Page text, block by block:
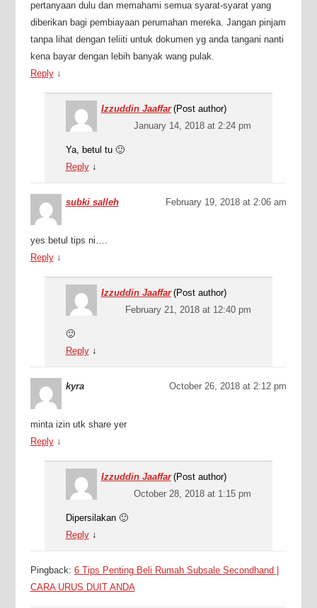
pertanyaan dulu dan memahami semua syarat-syarat yang
diberikan bagi pembiayaan perumahan mereka. Jangan pinjam
tanpa lihat dengan teliiti untuk dokumen yg anda tangani nanti
kena bayar dengan lebih banyak wang pulak.
Reply ↓
Izzuddin Jaaffar (Post author)
January 14, 2018 at 2:24 pm
Ya, betul tu 🙂
Reply ↓
subki salleh February 19, 2018 at 2:06 am
yes betul tips ni….
Reply ↓
Izzuddin Jaaffar (Post author)
February 21, 2018 at 12:40 pm
🙂
Reply ↓
kyra October 26, 2018 at 2:12 pm
minta izin utk share yer
Reply ↓
Izzuddin Jaaffar (Post author)
October 28, 2018 at 1:15 pm
Dipersilakan 🙂
Reply ↓
Pingback: 6 Tips Penting Beli Rumah Subsale Secondhand |
CARA URUS DUIT ANDA